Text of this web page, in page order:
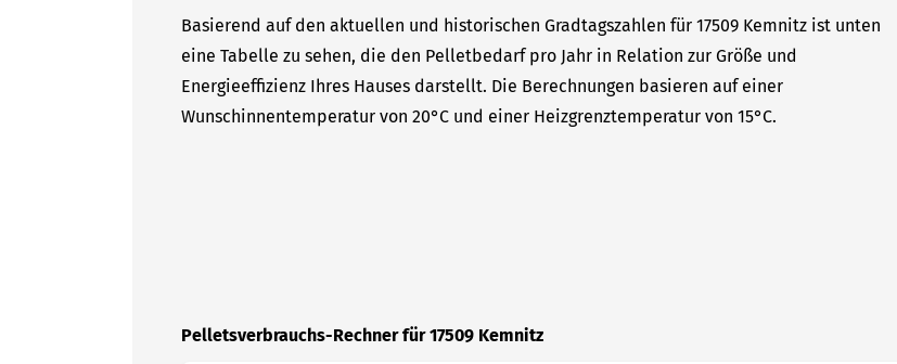
Basierend auf den aktuellen und historischen Gradtagszahlen für 17509 Kemnitz ist unten
eine Tabelle zu sehen, die den Pelletbedarf pro Jahr in Relation zur Größe und
Energieeffizienz Ihres Hauses darstellt. Die Berechnungen basieren auf einer
Wunschinnentemperatur von 20°C und einer Heizgrenztemperatur von 15°C.
Pelletsverbrauchs-Rechner für 17509 Kemnitz